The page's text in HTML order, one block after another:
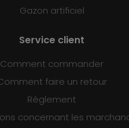
Gazon artificiel
Service client
Comment commander
faire un retour
Règlement
concernant les